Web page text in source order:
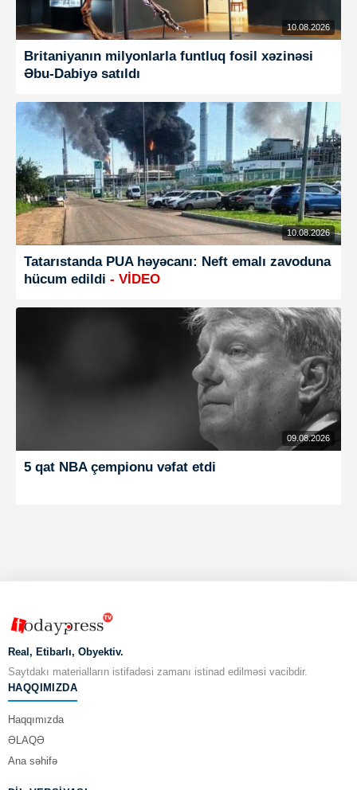
10.08.2026
Britaniyanın milyonlarla funtluq fosil xəzinəsi
Əbu-Dabiyə satıldı
10.08.2026
Tatarıstanda PUA həyəcanı: Neft emalı zavoduna
hücum edildi - VİDEO
09.08.2026
5 qat NBA çempionu vəfat etdi
Real, Etibarlı, Obyektiv.
Saytdakı materialların istifadəsi zamanı istinad edilməsi vacibdir.
HAQQIMIZDA
Haqqımızda
ƏLAQƏ
Ana səhifə